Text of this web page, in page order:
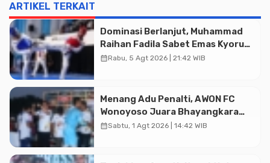
ARTIKEL TERKAIT
Dominasi Berlanjut, Muhammad
Raihan Fadila Sabet Emas Kyorugi
di Asian Taekwondo Indonesia
calendar_monthRabu, 5 Agt 2026 | 21:42 WIB
Menang Adu Penalti, AWON FC
Wonoyoso Juara Bhayangkara
Cup 2026
calendar_monthSabtu, 1 Agt 2026 | 14:42 WIB